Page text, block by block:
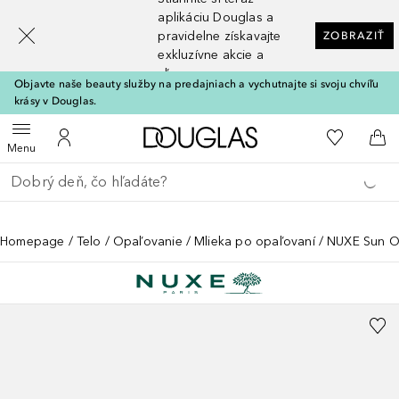
aplikáciu Douglas a
pravidelne získavajte
exkluzívne akcie a
zľavy
ZOBRAZIŤ
Objavte naše beauty služby na predajniach a vychutnajte si svoju chvíľu
krásy v Douglas.
MenuOtvoriť menuDo môjho účtu
Domov Do môjho
Do
Choď späť
Vykonajte vyhľadávanie
Homepage Telo Opaľovanie Mlieka po opaľovaní NUXE Sun
[navigation.slideout.screenreader]